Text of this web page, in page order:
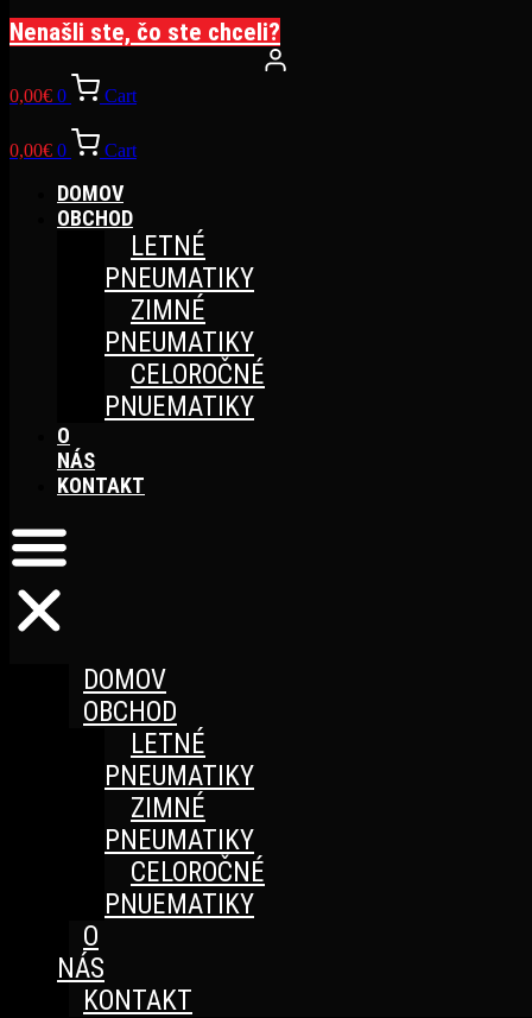
Nenašli ste, čo ste chceli?
0,00€ 0 Cart
0,00€ 0 Cart
DOMOV
OBCHOD
LETNÉ
PNEUMATIKY
ZIMNÉ
PNEUMATIKY
CELOROČNÉ
PNUEMATIKY
O
NÁS
KONTAKT
DOMOV
OBCHOD
LETNÉ
PNEUMATIKY
ZIMNÉ
PNEUMATIKY
CELOROČNÉ
PNUEMATIKY
O
NÁS
KONTAKT